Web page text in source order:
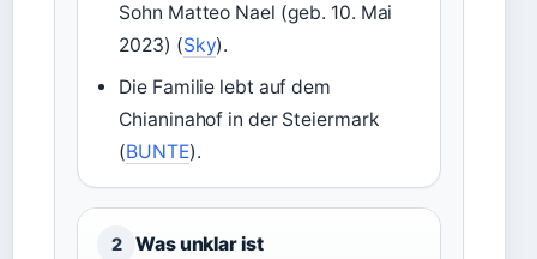
Sohn Matteo Nael (geb. 10. Mai
2023) (Sky).
Die Familie lebt auf dem
Chianinahof in der Steiermark
(BUNTE).
2 Was unklar ist